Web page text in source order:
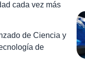
cada vez más
de Ciencia y
de